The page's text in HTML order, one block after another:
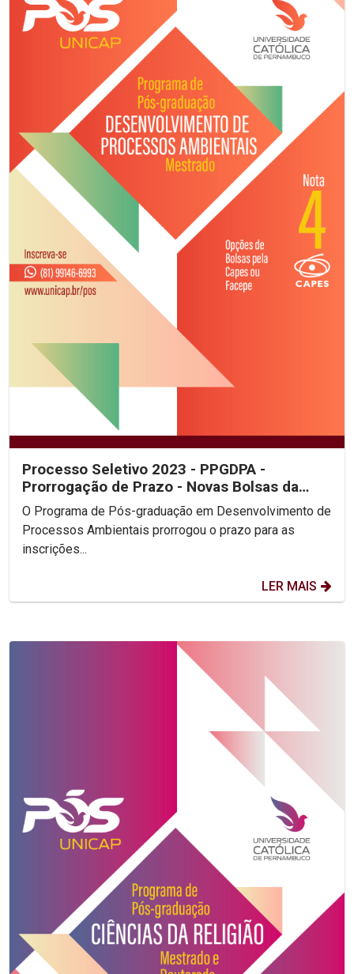
Processo Seletivo 2023 - PPGDPA -
Prorrogação de Prazo - Novas Bolsas da
CAPES
O Programa de Pós-graduação em Desenvolvimento de
Processos Ambientais prorrogou o prazo para as
inscrições...
LER MAIS